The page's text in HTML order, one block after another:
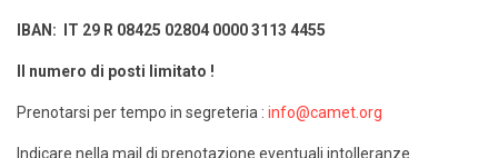
IBAN: IT 29 R 08425 02804 0000 3113 4455
Il numero di posti limitato !
Prenotarsi per tempo in segreteria : info@camet.org
Indicare nella mail di prenotazione eventuali intolleranze